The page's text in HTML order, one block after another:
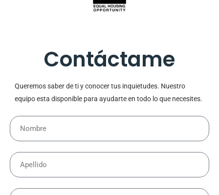
Contáctame
Queremos saber de ti y conocer tus inquietudes. Nuestro
equipo esta disponible para ayudarte en todo loque necesites.